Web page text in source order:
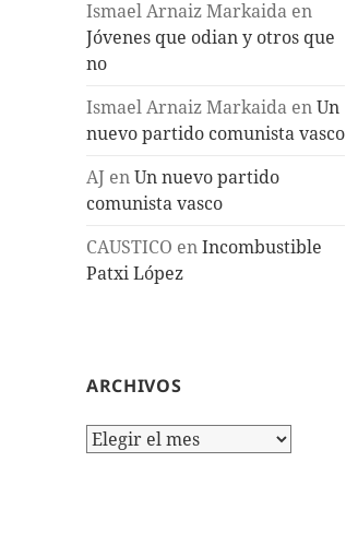
Ismael Arnaiz Markaida en
Jóvenes que odian y otros que
no
Ismael Arnaiz Markaida enUn
nuevo partido comunista vasco
AJ enUn nuevo partido
comunista vasco
CAUSTICO enIncombustible
Patxi López
ARCHIVOS
Archivos